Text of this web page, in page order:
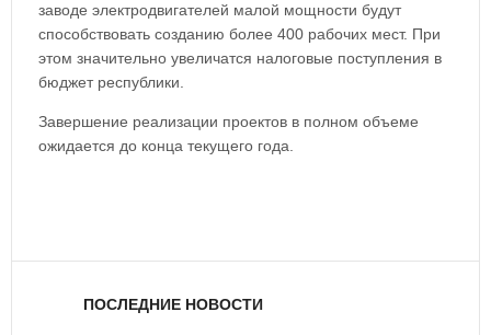
заводе электродвигателей малой мощности будут
способствовать созданию более 400 рабочих мест. При
этом значительно увеличатся налоговые поступления в
бюджет республики.
Завершение реализации проектов в полном объеме
ожидается до конца текущего года.
ПОСЛЕДНИЕ НОВОСТИ